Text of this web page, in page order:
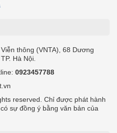
thông (VNTA), 68 Dương
Hà Nội.
0923457788
reserved. Chỉ được phát hành
sự đồng ý bằng văn bản của